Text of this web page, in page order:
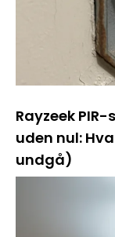
Rayzeek
uden nul:
undgå)